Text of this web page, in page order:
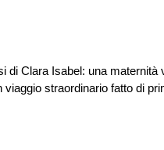
di Clara Isabel: una
straordinario fatto di